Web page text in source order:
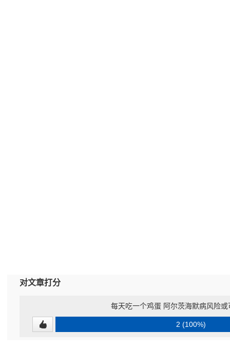
对文章打分
每天吃一个鸡蛋 阿尔茨海默病风险
2 (100%)